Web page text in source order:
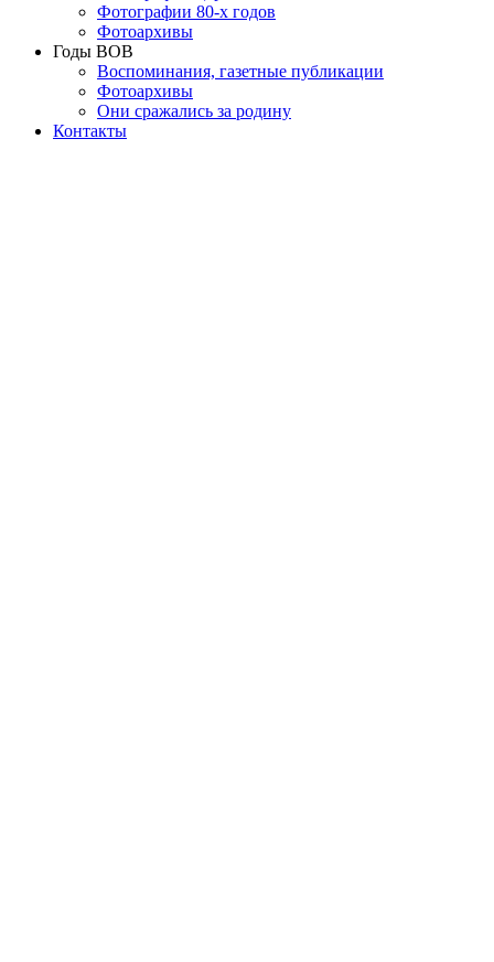
Фотографии 80-х годов
Фотоархивы
Годы ВОВ
Воспоминания, газетные публикации
Фотоархивы
Они сражались за родину
Контакты